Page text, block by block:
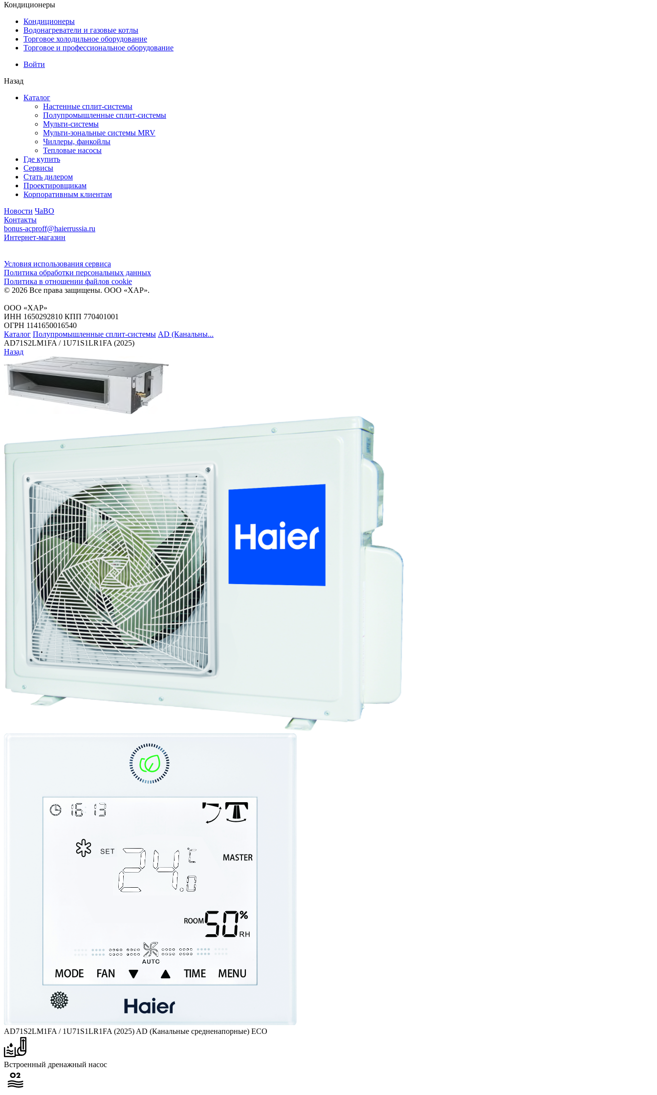
Кондиционеры
Кондиционеры
Водонагреватели и газовые котлы
Торговое холодильное оборудование
Торговое и профессиональное оборудование
Войти
Назад
Каталог
Настенные сплит-системы
Полупромышленные сплит-системы
Мульти-системы
Мульти-зональные системы MRV
Чиллеры, фанкойлы
Тепловые насосы
Где купить
Сервисы
Стать дилером
Проектировщикам
Корпоративным клиентам
Новости ЧаВО
Контакты
bonus-acproff@haierrussia.ru
Интернет-магазин
Условия использования сервиса
Политика обработки персональных данных
Политика в отношении файлов сookie
© 2026 Все права защищены. ООО «ХАР».
ООО «ХАР»
ИНН 1650292810 КПП 770401001
ОГРН 1141650016540
Каталог Полупромышленные сплит-системы AD (Канальны...
AD71S2LM1FA / 1U71S1LR1FA (2025)
Назад
AD71S2LM1FA / 1U71S1LR1FA (2025) AD (Канальные средненапорные) ECO
Встроенный дренажный насос